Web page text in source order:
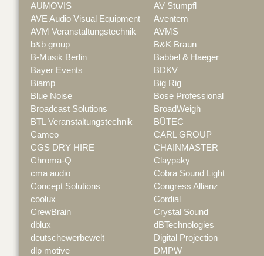
AUMOVIS
AV Stumpfl
AVE Audio Visual Equipment
Aventem
AVM Veranstaltungstechnik
AVMS
b&b group
B&K Braun
B-Musik Berlin
Babbel & Haeger
Bayer Events
BDKV
Biamp
Big Rig
Blue Noise
Bose Professional
Broadcast Solutions
BroadWeigh
BTL Veranstaltungstechnik
BÜTEC
Cameo
CARL GROUP
CGS DRY HIRE
CHAINMASTER
Chroma-Q
Claypaky
cma audio
Cobra Sound Light
Concept Solutions
Congress Allianz
coolux
Cordial
CrewBrain
Crystal Sound
dblux
dBTechnologies
deutschewerbewelt
Digital Projection
dlp motive
DMPW